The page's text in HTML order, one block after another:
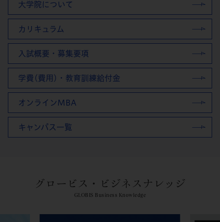
大学院について
カリキュラム
入試概要・募集要項
学費(費用)・教育訓練給付金
オンラインMBA
キャンパス一覧
グロービス・ビジネスナレッジ
GLOBIS Business Knowledge